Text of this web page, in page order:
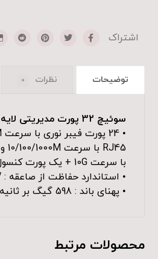
توضیحات نظرات 0
سوئیچ 32 پورت مدیریتی لایه 2
با سرعت 10G + یک پورت کنسول
• استاندارد حفاظت از صاعقه : 4KV
• پهنای باند : 598 گیگ بر ثانیه
محصولات مرتبط